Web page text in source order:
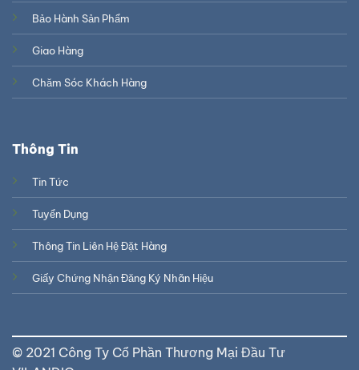
Bảo Hành Sản Phẩm
Giao Hàng
Chăm Sóc Khách Hàng
Thông Tin
Tin Tức
Tuyển Dụng
Thông Tin Liên Hệ Đặt Hàng
Giấy Chứng Nhận Đăng Ký Nhãn Hiệu
© 2021 Công Ty Cổ Phần Thương Mại Đầu Tư